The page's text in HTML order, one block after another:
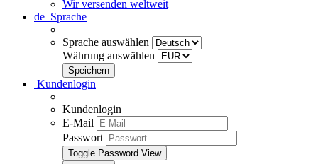
Wir versenden weltweit
de Sprache
Sprache auswählen
Währung auswählen
Kundenlogin
Kundenlogin
E-Mail
Passwort
Toggle Password View